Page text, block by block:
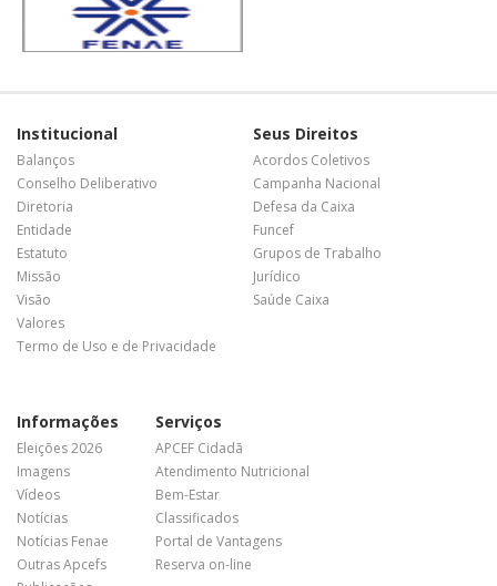
Institucional
Balanços
Conselho Deliberativo
Diretoria
Entidade
Estatuto
Missão
Visão
Valores
Termo de Uso e de Privacidade
Seus Direitos
Acordos Coletivos
Campanha Nacional
Defesa da Caixa
Funcef
Grupos de Trabalho
Jurídico
Saúde Caixa
Informações
Eleições 2026
Imagens
Vídeos
Notícias
Notícias Fenae
Outras Apcefs
Serviços
APCEF Cidadã
Atendimento Nutricional
Bem-Estar
Classificados
Portal de Vantagens
Reserva on-line